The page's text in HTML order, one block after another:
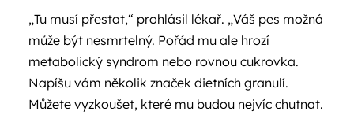
„Tu musí přestat,“ prohlásil lékař. „Váš pes možná
může být nesmrtelný. Pořád mu ale hrozí
metabolický syndrom nebo rovnou cukrovka.
Napíšu vám několik značek dietních granulí.
Můžete vyzkoušet, které mu budou nejvíc chutnat.